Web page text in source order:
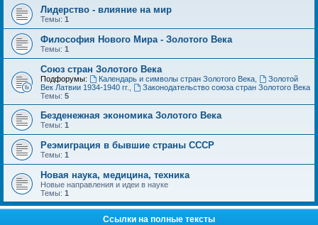
Лидерство - влияние на мир
Темы: 1
Философия Нового Мира - Золотого Века
Темы: 1
Cоюз стран Золотого Века
Подфорумы: Календарь и символы стран Золотого Века,
Золотой
Век Латвии 1934-1940 гг.
Законодательство союза стран Золотого Века
Темы: 5
Безденежная экономика Золотого Века
Темы: 1
Реэмиграция в бывшие страны СССР
Темы: 1
Новая наука, медицина, техника
Новые направления и идеи в науке
Темы: 1
Ссылки на полные тексты